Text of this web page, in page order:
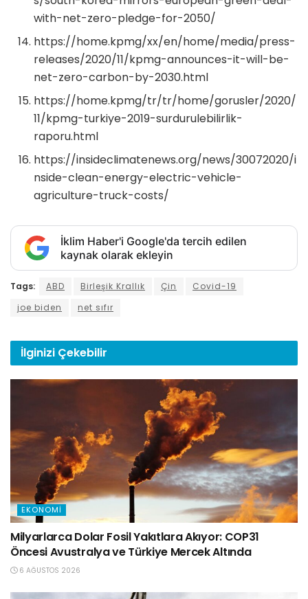
with-net-zero-pledge-for-2050/
https://home.kpmg/xx/en/home/media/press-
releases/2020/11/kpmg-announces-it-will-be-
net-zero-carbon-by-2030.html
https://home.kpmg/tr/tr/home/gorusler/2020/
11/kpmg-turkiye-2019-surdurulebilirlik-
raporu.html
https://insideclimatenews.org/news/30072020/i
nside-clean-energy-electric-vehicle-
agriculture-truck-costs/
İklim Haber'i Google'da tercih edilen
kaynak olarak ekleyin
Tags: ABD Birleşik Krallık Çin
Covid-19
joe biden
net sıfır
İlginizi Çekebilir
EKONOMI
Milyarlarca Dolar Fosil Yakıtlara Akıyor: COP31
Öncesi Avustralya ve Türkiye Mercek Altında
6 AĞUSTOS 2026